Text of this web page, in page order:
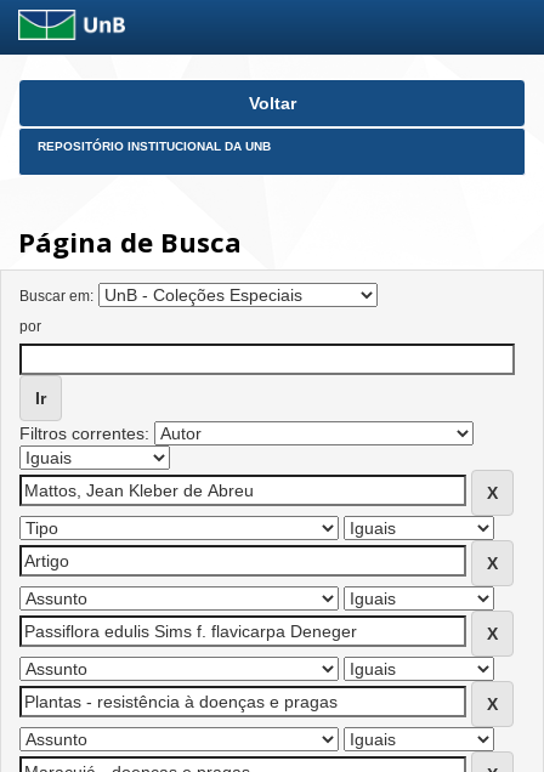
Skip
Voltar
REPOSITÓRIO INSTITUCIONAL DA UNB
Página de Busca
Buscar em:
por
Filtros correntes: